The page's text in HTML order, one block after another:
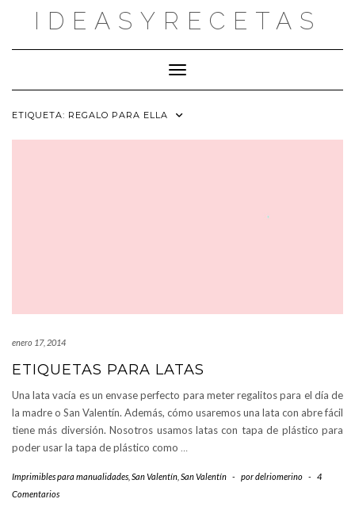
IDEASYRECETAS
Cambiar modo de navegación
ETIQUETA: REGALO PARA ELLA
enero 17, 2014
ETIQUETAS PARA LATAS
Una lata vacía es un envase perfecto para meter regalitos para el día de
la madre o San Valentín. Además, cómo usaremos una lata con abre fácil
tiene más diversión. Nosotros usamos latas con tapa de plástico para
poder usar la tapa de plástico como …
Imprimibles para manualidades San Valentín San Valentín - pordelriomerino -
4
Comentarios